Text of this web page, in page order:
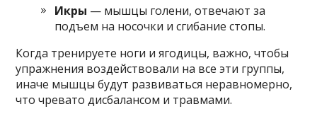
Икры — мышцы голени, отвечают за
подъем на носочки и сгибание стопы.
Когда тренируете ноги и ягодицы, важно, чтобы
упражнения воздействовали на все эти группы,
иначе мышцы будут развиваться неравномерно,
что чревато дисбалансом и травмами.